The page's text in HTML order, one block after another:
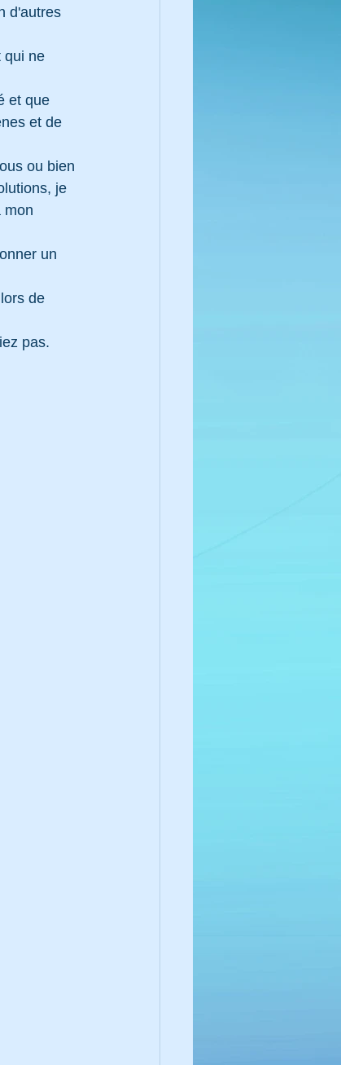
d'autres
qui ne
et que
et de
ou bien
je
mon
un
de
pas.